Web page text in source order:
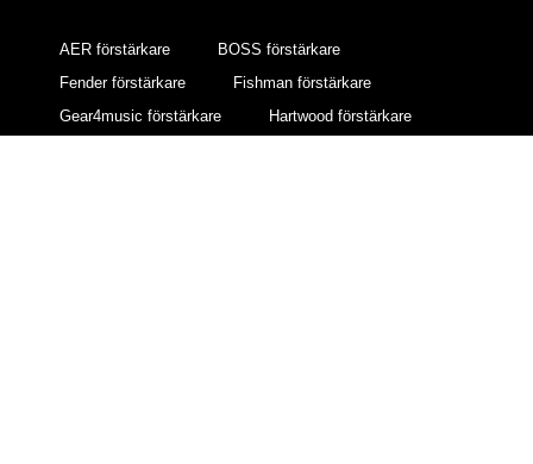
AER förstärkare
BOSS förstärkare
Fender förstärkare
Fishman förstärkare
Gear4music förstärkare
Hartwood förstärkare